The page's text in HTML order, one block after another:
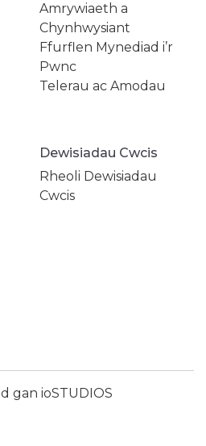
Amrywiaeth a
Chynhwysiant
Ffurflen Mynediad i’r
Pwnc
Telerau ac Amodau
Dewisiadau Cwcis
Rheoli Dewisiadau
Cwcis
gan ioSTUDIOS